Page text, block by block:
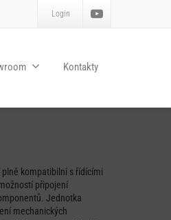
Login
Kontakty
plně kompatibilní s řídícími
připojení
Jednotka
mechanických